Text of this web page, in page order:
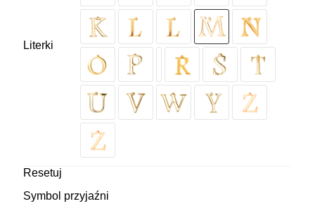
Literki
Resetuj
Symbol przyjaźni